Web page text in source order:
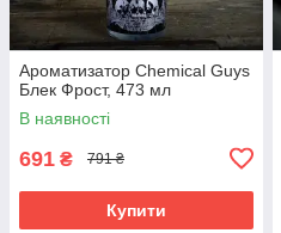
Ароматизатор Chemical Guys
Блек Фрост, 473 мл
В наявності
691 ₴ 791 ₴
Купити